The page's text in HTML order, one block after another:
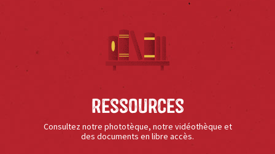
Ressources
Consultez notre phototèque, notre vidéothèque et
des documents en libre accès.